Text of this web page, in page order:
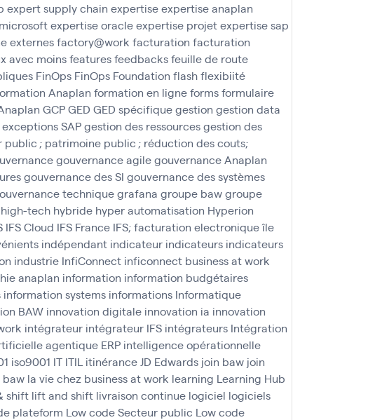
expert supply chain expertiseexpertise anaplan
expertise oracleexpertise projetexpertise sap
externesfactory@work facturation facturation
avec moinsfeaturesfeedbacksfeuille de route
FinOps FinOps Foundation flashflexibiité
Anaplan formation en ligneformsformulaire
GCPGED GED spécifiquegestion gestion data
SAPgestion des ressourcesgestion des
public ; patrimoine public ; réduction des couts;
gouvernance agilegouvernance Anaplan
gouvernance des SI gouvernance des systèmes
techniquegrafana groupe bawgroupe
high-tech hybride hyper automatisation Hyperion
IFS Cloud IFS France IFS; facturation electroniqueîle
indépendant indicateur indicateurs indicateurs
industrie InfiConnect inficonnect business at work
anaplan information information budgétaires
information systems informations Informatique
BAW innovation digitale innovation ia innovation
intégrateur intégrateur IFS intégrateurs Intégration
agentique ERP intelligence opérationnelle
iso9001 IT ITIL itinérance JD Edwards join baw join
baw la vie chez business at work learning Learning Hub
shift lift and shift livraison continue logiciel logiciels
plateform Low code Secteur public Low code